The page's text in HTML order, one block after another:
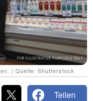
| Quelle: Shutterstock
Teilen